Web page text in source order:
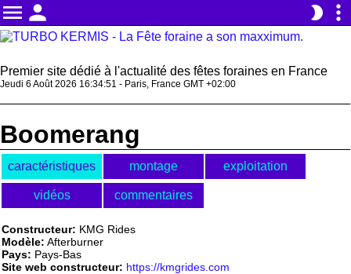
menu person brightness_2 more_vert
Premier site dédié à l'actualité des fêtes foraines en France
Jeudi 6 Août 2026 16:34:51 - Paris, France GMT +02:00
Boomerang
caractéristiques montage exploitation
vidéos commentaires
Constructeur: KMG Rides
Modèle: Afterburner
Pays: Pays-Bas
Site web constructeur: https://kmgrides.com